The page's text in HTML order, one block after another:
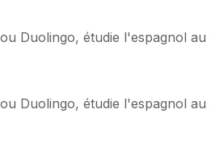
Duolingo, étudie l'espagnol
Duolingo, étudie l'espagnol